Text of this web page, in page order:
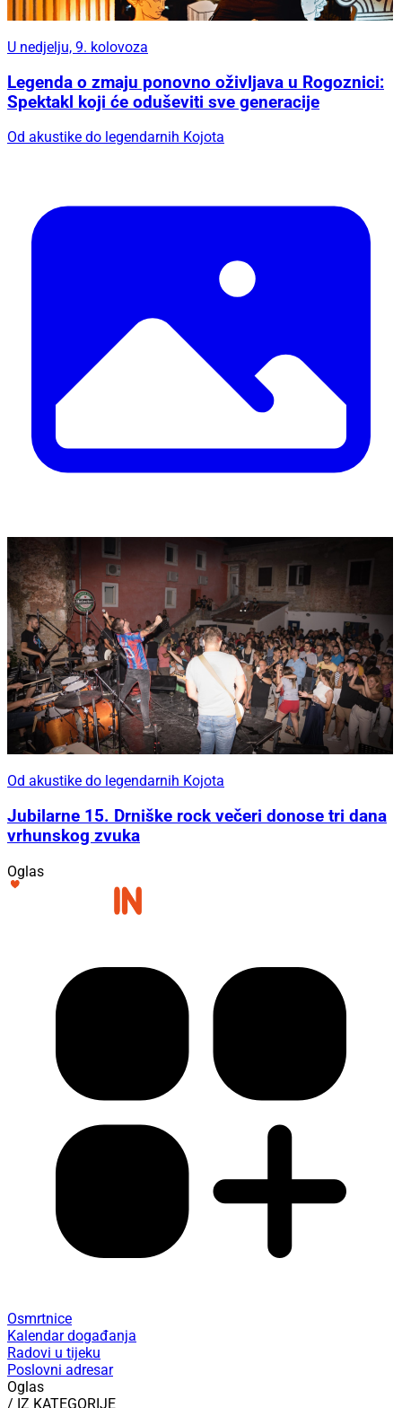
U nedjelju, 9. kolovoza
Legenda o zmaju ponovno oživljava u Rogoznici:
Spektakl koji će oduševiti sve generacije
Od akustike do legendarnih Kojota
Od akustike do legendarnih Kojota
Jubilarne 15. Drniške rock večeri donose tri dana
vrhunskog zvuka
Oglas
Osmrtnice
Kalendar događanja
Radovi u tijeku
Poslovni adresar
Oglas
/ IZ KATEGORIJE